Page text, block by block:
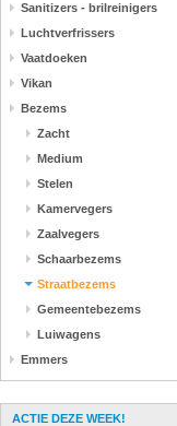
Sanitizers - brilreinigers
Luchtverfrissers
Vaatdoeken
Vikan
Bezems
Zacht
Medium
Stelen
Kamervegers
Zaalvegers
Schaarbezems
Straatbezems
Gemeentebezems
Luiwagens
Emmers
ACTIE DEZE WEEK!